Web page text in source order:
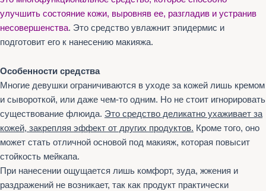
улучшить состояние кожи, выровняв ее, разгладив и устранив
несовершенства. Это средство увлажнит эпидермис и
подготовит его к нанесению макияжа.
Особенности средства
Многие девушки ограничиваются в уходе за кожей лишь кремом
и сывороткой, или даже чем-то одним. Но не стоит игнорировать
существование флюида. Это средство деликатно ухаживает за
кожей, закрепляя эффект от других продуктов. Кроме того, оно
может стать отличной основой под макияж, которая повысит
стойкость мейкапа.
При нанесении ощущается лишь комфорт, зуда, жжения и
раздражений не возникает, так как продукт практически